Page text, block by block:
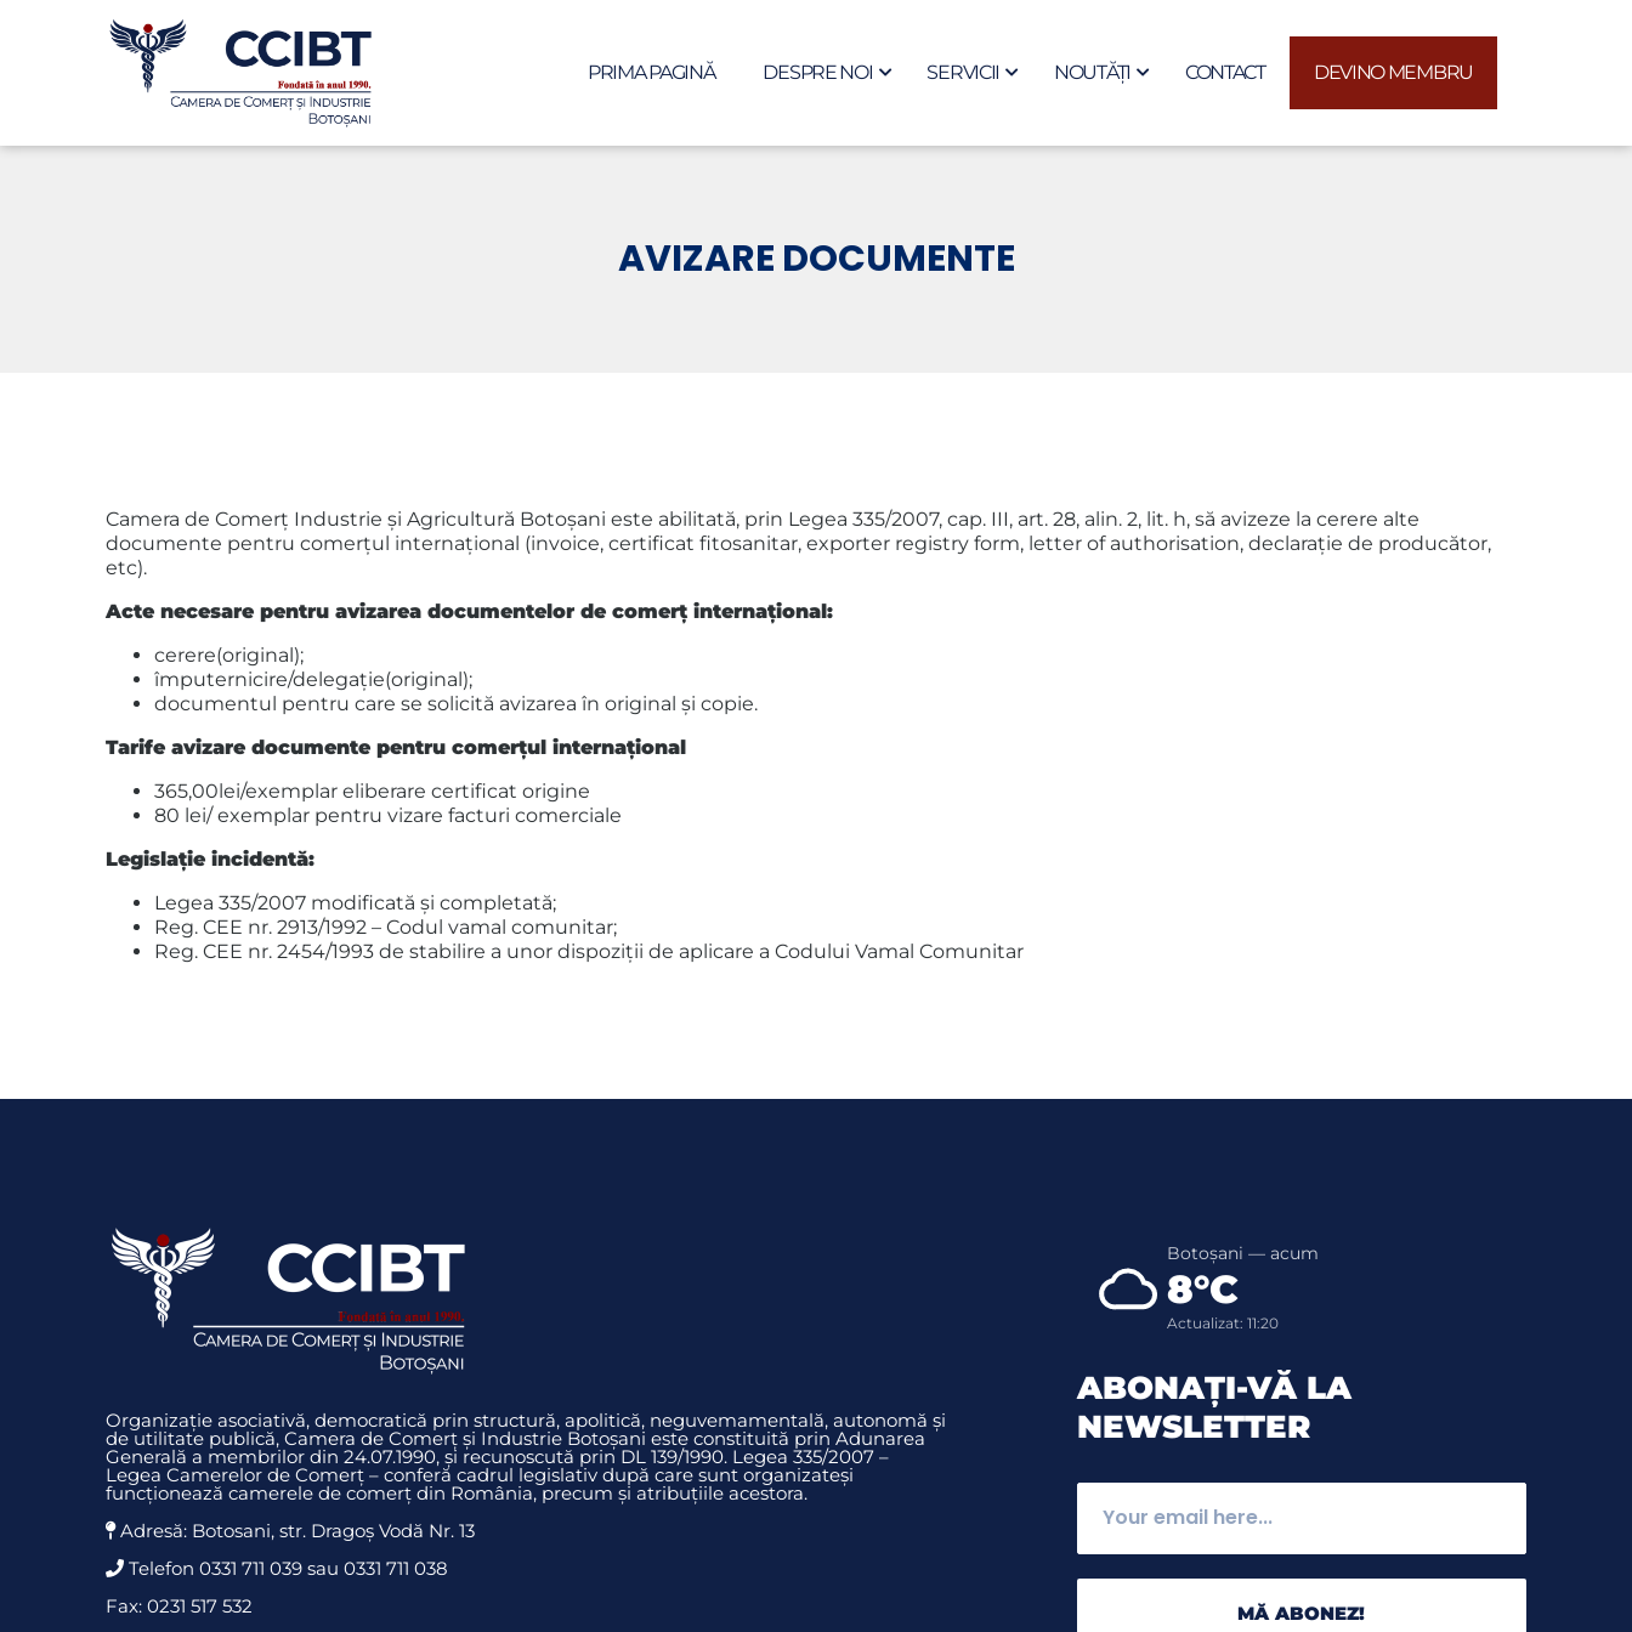
PRIMA PAGINĂ DESPRE NOI SERVICII NOUTĂȚI CONTACT DEVINO MEMBRU
AVIZARE DOCUMENTE
Camera de Comerţ Industrie și Agricultură Botoșani este abilitată, prin Legea 335/2007, cap. III, art. 28, alin. 2, lit. h, să avizeze la cerere alte
documente pentru comerţul internaţional (invoice, certificat fitosanitar, exporter registry form, letter of authorisation, declaraţie de producător,
etc).
Acte necesare pentru avizarea documentelor de comerţ internaţional:
cerere(original);
împuternicire/delegaţie(original);
documentul pentru care se solicită avizarea în original şi copie.
Tarife avizare documente pentru comerţul internaţional
365,00lei/exemplar eliberare certificat origine
80 lei/ exemplar pentru vizare facturi comerciale
Legislaţie incidentă:
Legea 335/2007 modificată şi completată;
Reg. CEE nr. 2913/1992 – Codul vamal comunitar;
Reg. CEE nr. 2454/1993 de stabilire a unor dispoziţii de aplicare a Codului Vamal Comunitar
Organizație asociativă, democratică prin structură, apolitică, neguvemamentală, autonomă și
de utilitate publică, Camera de Comerț și Industrie Botoșani este constituită prin Adunarea
Generală a membrilor din 24.07.1990, și recunoscută prin DL 139/1990. Legea 335/2007 –
Legea Camerelor de Comerț – conferă cadrul legislativ după care sunt organizateși
funcționează camerele de comerț din România, precum și atribuțiile acestora.
Adresă: Botosani, str. Dragoş Vodă Nr. 13
Telefon 0331 711 039 sau 0331 711 038
Fax: 0231 517 532
Botoșani — acum
8°C
Actualizat: 11:20
ABONAȚI-VĂ LA
NEWSLETTER
MĂ ABONEZ!